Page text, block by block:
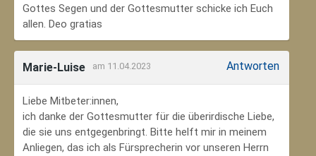
Gottes Segen und der Gottesmutter schicke ich Euch
allen. Deo gratias
Marie-Luise am 11.04.2023 Antworten
Liebe Mitbeter:innen,
ich danke der Gottesmutter für die überirdische Liebe,
die sie uns entgegenbringt. Bitte helft mir in meinem
Anliegen, das ich als Fürsprecherin vor unseren Herrn